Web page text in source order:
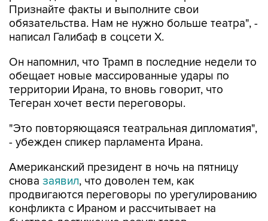
Признайте факты и выполните свои
обязательства. Нам не нужно больше театра", -
написал Галибаф в соцсети X.
Он напомнил, что Трамп в последние недели то
обещает новые массированные удары по
территории Ирана, то вновь говорит, что
Тегеран хочет вести переговоры.
"Это повторяющаяся театральная дипломатия",
- убежден спикер парламента Ирана.
Американский президент в ночь на пятницу
снова заявил, что доволен тем, как
продвигаются переговоры по урегулированию
конфликта с Ираном и рассчитывает на